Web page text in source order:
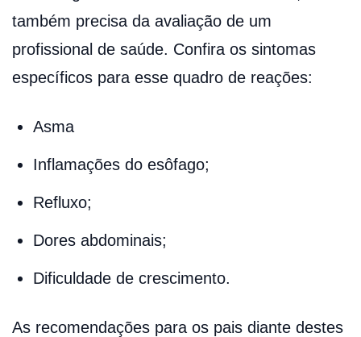
também precisa da avaliação de um
profissional de saúde. Confira os sintomas
específicos para esse quadro de reações:
Asma
Inflamações do esôfago;
Refluxo;
Dores abdominais;
Dificuldade de crescimento.
As recomendações para os pais diante destes